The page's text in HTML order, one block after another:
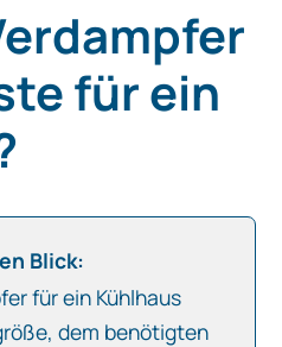
für ein
Blick:
für ein Kühlhaus
dem benötigten